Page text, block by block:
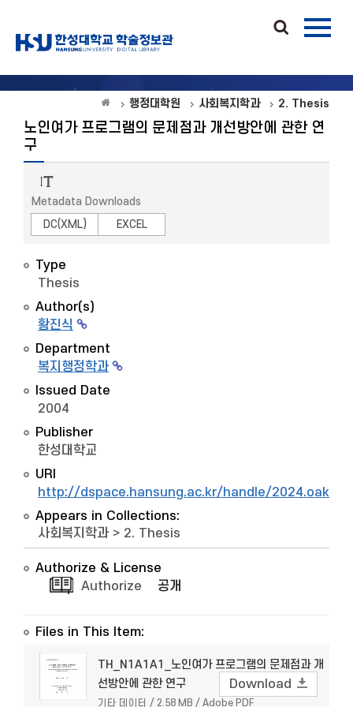
행정대학원 사회복지학과 2. Thesis
노인여가 프로그램의 문제점과 개선방안에 관한 연
구
Metadata Downloads
DC(XML)
EXCEL
Type
Thesis
Author(s)
황진식
Department
복지행정학과
Issued Date
2004
Publisher
한성대학교
URI
http://dspace.hansung.ac.kr/handle/2024.oak/
Appears in Collections:
사회복지학과 > 2. Thesis
Authorize & License
Authorize
공개
Files in This Item:
TH_N1A1A1_노인여가 프로그램의 문제점과 개
선방안에 관한 연구
기타 데이터 / 2.58 MB / Adobe PDF
Download